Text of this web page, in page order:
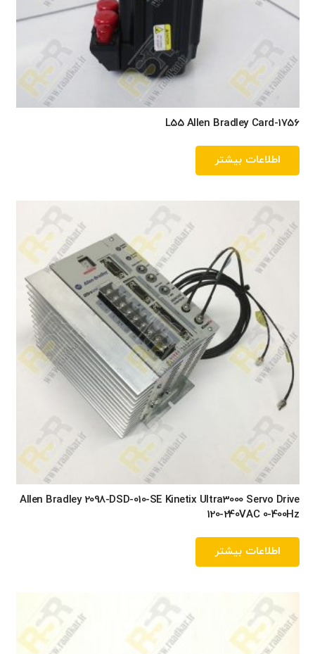
1756-L55 Allen Bradley Card
اطلاعات بیشتر
Allen Bradley 2098-DSD-010-SE Kinetix Ultra3000 Servo Drive
120-240VAC 0-400Hz
اطلاعات بیشتر